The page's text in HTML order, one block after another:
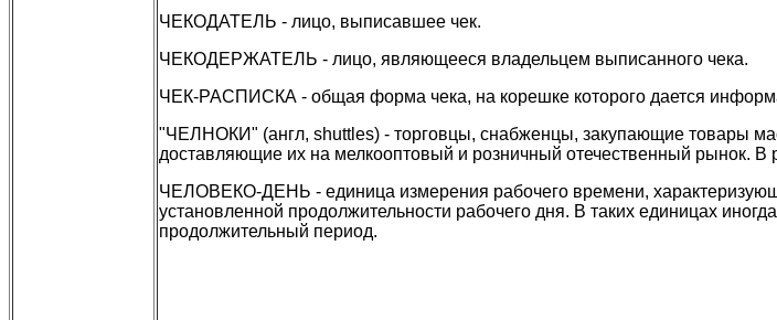
ЧЕКОДАТЕЛЬ - лицо, выписавшее чек.
ЧЕКОДЕРЖАТЕЛЬ - лицо, являющееся владельцем выписанного чека.
ЧЕК-РАСПИСКА - общая форма чека, на корешке которого дается
"ЧЕЛНОКИ" (англ, shuttles) - торговцы, снабженцы, закупающие товары
доставляющие их на мелкооптовый и розничный отечественный рынок. В
ЧЕЛОВЕКО-ДЕНЬ - единица измерения рабочего времени,
установленной продолжительности рабочего дня. В таких единицах
продолжительный период.